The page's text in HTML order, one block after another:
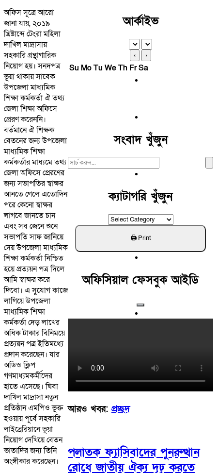
অফিস সূত্রে আরো
জানা যায়, ২০১৯
খ্রিষ্টাব্দে টেংরা মহিলা
দাখিল মাদ্রাসায়
সহকারি গ্রন্থাগারিক
নিয়োগ হয়। সনদপত্র
ভূয়া থাকায় সাবেক
উপজেলা মাধ্যমিক
শিক্ষা কর্মকর্তা ঐ তথ্য
জেলা শিক্ষা অফিসে
প্রেরণ করেননি।
বর্তমানে ঐ শিক্ষক
বেতনের জন্য উপজেলা
মাধ্যমিক শিক্ষা
কর্মকর্তার মাধ্যমে তথ্য
জেলা অফিসে প্রেরণের
জন্য সভাপতির স্বাক্ষর
আনতে গেলে এতোদিন
পরে কেনো স্বাক্ষর
লাগবে জানতে চান
এবং সব জেনে শুনে
সভাপতি সাফ জানিয়ে
দেয় উপজেলা মাধ্যমিক
শিক্ষা কর্মকর্তা নিশ্চিত
হয়ে প্রত্যয়ন পত্র দিলে
আমি স্বাক্ষর করে
দিবো। এ সুযোগ কাজে
লাগিয়ে উপজেলা
মাধ্যমিক শিক্ষা
কর্মকর্তা দেড় লাখের
অধিক টাকার বিনিময়ে
প্রত্যয়ন পত্র ইতিমধ্যে
প্রদান করেছেন। যার
অডিও ক্লিপ
গণমাধ্যমকর্মীদের
হাতে এসেছে। ঘিবা
দাখিল মাদ্রাসা নতুন
প্রতিষ্ঠান এমপিও ভূক্ত
হওয়ায় পূর্বে সহকারি
লাইব্রেরিয়ানে ভূয়া
নিয়োগ দেখিয়ে বেতন
ভাতাদির জন্য তিনি
অংঙ্গীকার করেছেন।
আর্কাইভ
‹ ›
Su MoTu WeTh FrSa
সংবাদ খুঁজুন
Search
ক্যাটাগরি খুঁজুন
ক্যাটাগরি
খুঁজুন
অফিসিয়াল ফেসবুক আইডি
আরও খবর: প্রচ্ছদ
পলাতক ফ্যাসিবাদের পুনরুত্থান
রোধে জাতীয় ঐক্য দৃঢ় করতে